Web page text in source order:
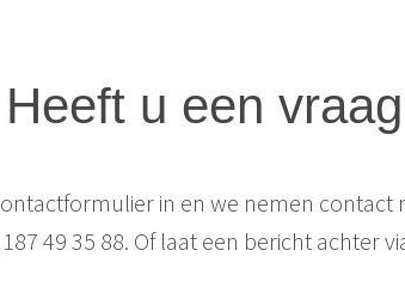
Heeft u een
in en we nemen
49 35 88. Of laat een bericht achter